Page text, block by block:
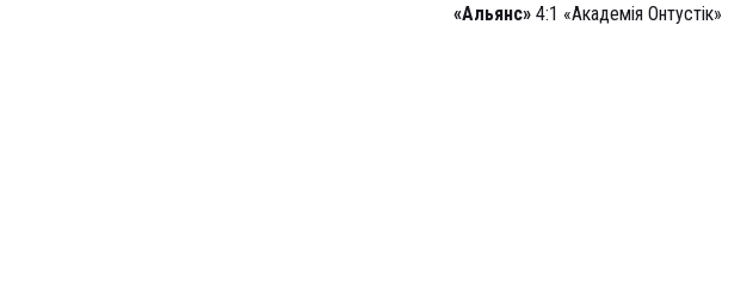
«Альянс»4:1 «Академія Онтустік»